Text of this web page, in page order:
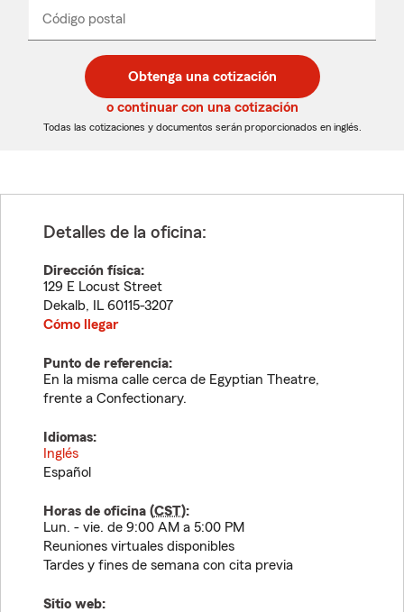
desplegable
Código postal
de
5
dígitos
de
5
dígitos
_____
Obtenga una cotización
o continuar con una cotización
Todas las cotizaciones y documentos serán proporcionados en inglés.
Detalles de la oficina:
Dirección física:
129 E Locust Street
Dekalb, IL 60115-3207
Cómo llegar
Punto de referencia:
En la misma calle cerca de Egyptian Theatre,
frente a Confectionary.
Idiomas:
Inglés
Español
Horas de oficina (CST):
Lun. - vie. de 9:00 AM a 5:00 PM
Reuniones virtuales disponibles
Tardes y fines de semana con cita previa
Sitio web: